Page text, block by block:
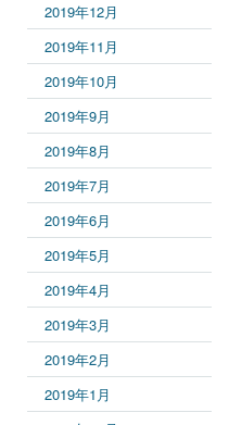
2019年12月
2019年11月
2019年10月
2019年9月
2019年8月
2019年7月
2019年6月
2019年5月
2019年4月
2019年3月
2019年2月
2019年1月